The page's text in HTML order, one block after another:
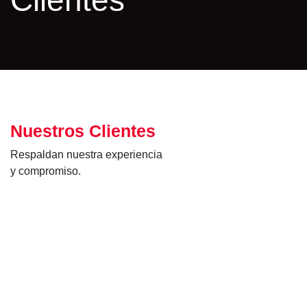
Nuestros Clientes
Respaldan nuestra experiencia
y compromiso.